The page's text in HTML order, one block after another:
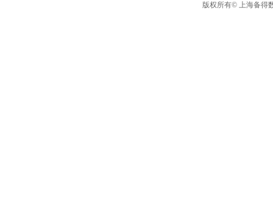
版权所有© 上海备得